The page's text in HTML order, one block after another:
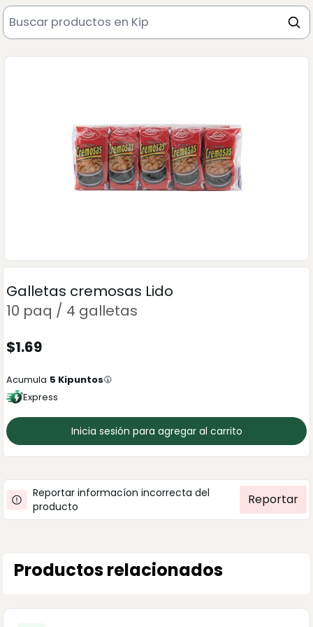
Galletas cremosas Lido
10 paq / 4 galletas
$1.69
Acumula 5 Kipuntos
Express
Inicia sesión para agregar al carrito
Reportar informacíon incorrecta del
producto
Reportar
Productos relacionados